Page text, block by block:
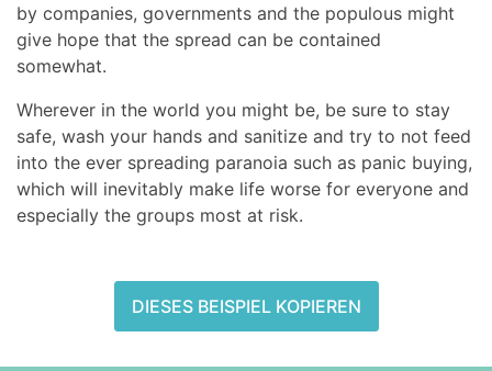
by companies, governments and the populous might
give hope that the spread can be contained
somewhat.
Wherever in the world you might be, be sure to stay
safe, wash your hands and sanitize and try to not feed
into the ever spreading paranoia such as panic buying,
which will inevitably make life worse for everyone and
especially the groups most at risk.
DIESES BEISPIEL KOPIEREN